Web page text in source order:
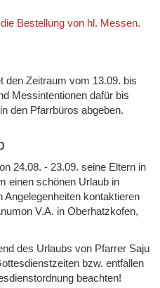
Bestellung von hl. Messen.
den Zeitraum vom 13.09. bis
Messintentionen dafür bis
den Pfarrbüros abgeben.
24.08. - 23.09. seine Eltern in
einen schönen Urlaub in
kontaktieren
V.A. in Oberhatzkofen,
des Urlaubs von Pfarrer Saju
bzw. entfallen
beachten!